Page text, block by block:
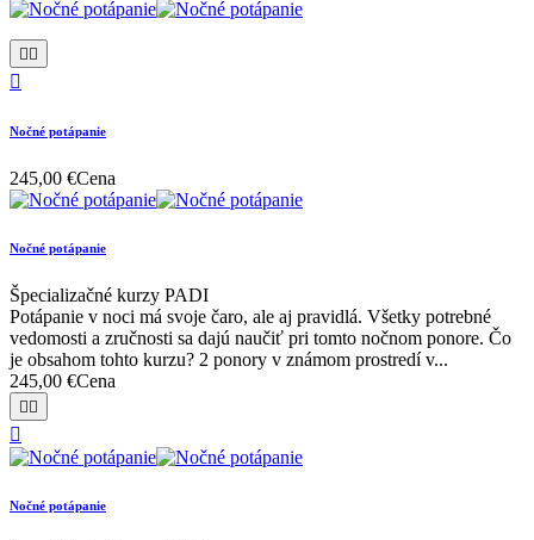
 

Nočné potápanie
245,00 €Cena
Nočné potápanie
Špecializačné kurzy PADI
Potápanie v noci má svoje čaro, ale aj pravidlá. Všetky potrebné
vedomosti a zručnosti sa dajú naučiť pri tomto nočnom ponore. Čo
je obsahom tohto kurzu? 2 ponory v známom prostredí v...
245,00 €Cena
 

Nočné potápanie